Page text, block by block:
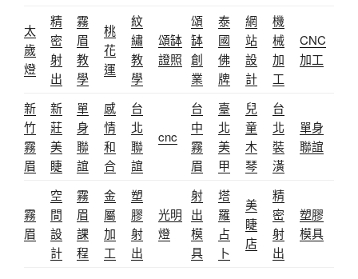
太
歲
燈
精
密
射
出
霧
眉
教
學
桃
花
運
紋
繡
教
學
頌缽
證照
頌
缽
創
業
泰
國
佛
牌
網
站
設
計
機
械
加
工
CNC
加工
新
竹
霧
眉
新
莊
美
睫
單
身
聯
誼
感
情
和
合
台
北
聯
誼
cnc
台
中
霧
眉
臺
北
美
甲
兒
童
木
琴
台
北
裝
潢
單身
聯誼
霧
眉
空
間
設
計
霧
眉
課
程
金
屬
加
工
塑
膠
射
出
光明
燈
射
出
模
具
塔
羅
占
卜
美
睫
店
精
密
射
出
塑膠
模具